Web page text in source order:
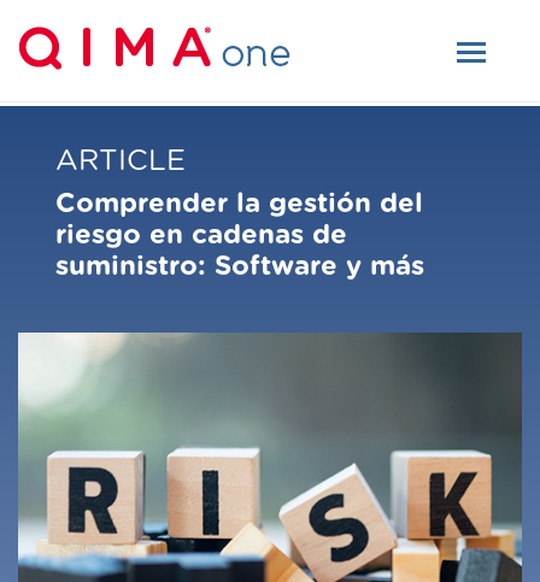
ARTICLE
Comprender la gestión del
riesgo en cadenas de
suministro: Software y más